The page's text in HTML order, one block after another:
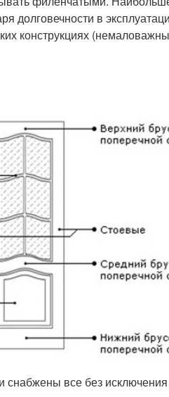
долговечности в
конструкциях
все без